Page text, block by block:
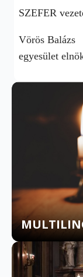
SZEFER
Vörös Balázs
egyesület